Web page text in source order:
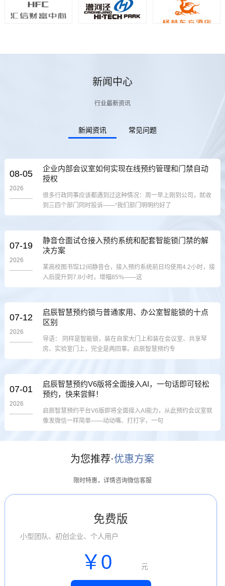
新闻中心
行业最新资讯
新闻资讯 常见问题
08-05
2026
企业内部会议室如何实现在线预约管理和门禁自动
授权
很多行政同事应该都遇到过这种情况：周一早上刚到公司，就收
到三四个部门同时投诉——“我们部门明明约好了
07-19
2026
静音仓面试仓接入预约系统和配套智能锁门禁的解
决方案
某高校图书馆12间静音仓，接入预约系统前日均使用4.2小时，接
入后提升到7.8小时，增幅85%——这
07-12
2026
启辰智慧预约锁与普通家用、办公室智能锁的十点
区别
导语： 同样是智能锁，装在自家大门上和装在会议室、共享琴
房、实验室门上，完全是两回事。启辰智慧预约专
07-01
2026
启辰智慧预约V6版将全面接入AI，一句话即可轻松
预约，快来尝鲜！
启辰智慧预约平台V6版即将全面接入AI能力，从此预约会议室就
像发微信一样简单——动动嘴、打打字，一句
为您推荐·优惠方案
限时特惠，详情咨询微信客服
免费版
小型团队、初创企业、个人用户
￥0 元